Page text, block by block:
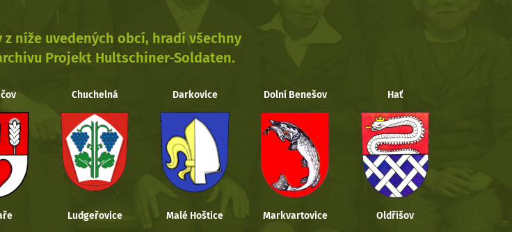
níže uvedených obcí, hradí všechny
Projekt Hultschiner-Soldaten.
Chuchelná Darkovice Dolní Benešov Hať
Ludgeřovice Malé Hoštice Markvartovice Oldřišov